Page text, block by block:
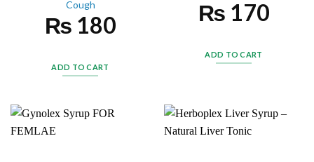
Cough
₨ 180
ADD TO CART
₨ 170
ADD TO CART